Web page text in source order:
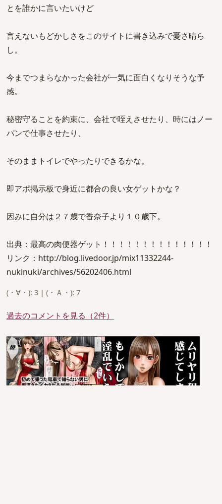
とを誰かに言いたいけど
言えないもどかしさをこのサイトに書き込みで憂さ晴ら
し。
今までつまらなかった会社が一気に面白くなりそうな予
感。
秘密守ることを約束に、会社で咥えさせたり、時にはノー
パンで仕事させたり、
そのままトイレでやったりできるかな。
即アポ掲示板で身近に都合の良い女ゲットかな？
因みに自分は２７歳で香奈子より１０歳下。
出典：最高の肉便器ゲット！！！！！！！！！！！！！！
リンク：http://blog.livedoor.jp/mix11332244-
nukinuki/archives/56202406.html
(・∀・): 3 | (・Ａ・): 7
過去のコメントを見る（2件）